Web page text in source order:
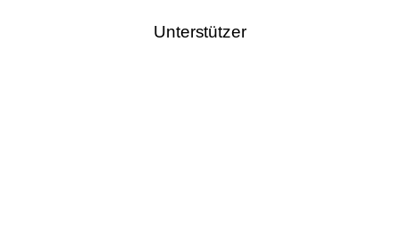
Unterstützer